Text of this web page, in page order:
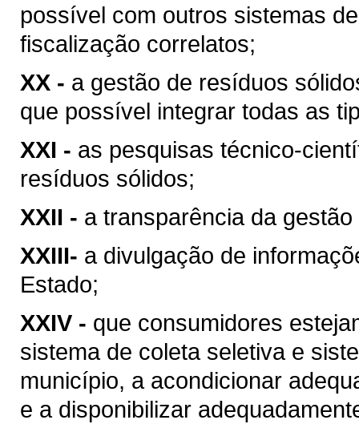
possível com outros sistemas
fiscalização correlatos;
XX - a gestão de resíduos
que possível integrar todas as
XXI - as pesquisas técnico-
resíduos sólidos;
XXII - a transparência da
XXIII- a divulgação de
Estado;
XXIV - que consumidores
sistema de coleta seletiva e
município, a acondicionar
e a disponibilizar